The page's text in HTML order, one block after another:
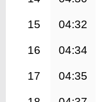
15 04:32
16 04:34
17 04:35